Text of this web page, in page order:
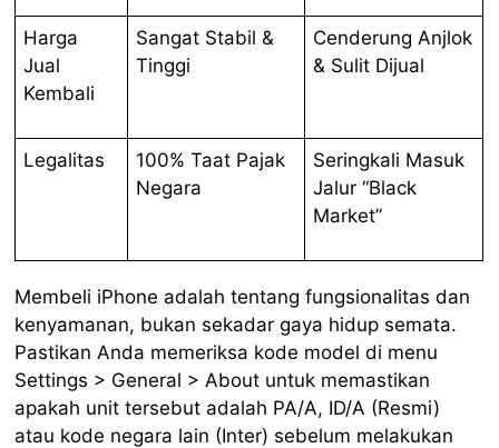
Harga
Jual
Kembali
Sangat Stabil &
Tinggi
Cenderung Anjlok
& Sulit Dijual
Legalitas
100% Taat Pajak
Negara
Seringkali Masuk
Jalur “Black
Market”
Membeli iPhone adalah tentang fungsionalitas dan
kenyamanan, bukan sekadar gaya hidup semata.
Pastikan Anda memeriksa kode model di menu
Settings > General > About untuk memastikan
apakah unit tersebut adalah PA/A, ID/A (Resmi)
atau kode negara lain (Inter) sebelum melakukan